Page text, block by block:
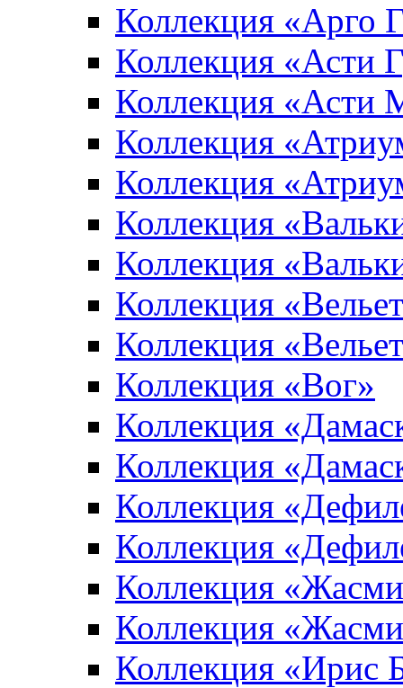
Коллекция «Арго
Коллекция «Асти
Коллекция «Асти
Коллекция
Коллекция
Коллекция
Коллекция
Коллекция
Коллекция
Коллекция «Вог»
Коллекция
Коллекция
Коллекция
Коллекция
Коллекция
Коллекция
Коллекция «Ирис